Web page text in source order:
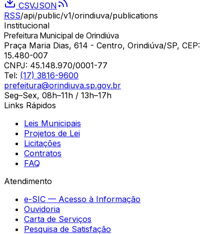
CSVJSON
RSS/api/public/v1/orindiuva/publications
Institucional
Prefeitura Municipal de Orindiúva
Praça Maria Dias, 614 - Centro, Orindiúva/SP, CEP:
15.480-007
CNPJ: 45.148.970/0001-77
Tel: (17) 3816-9600
prefeitura@orindiuva.sp.gov.br
Seg–Sex, 08h–11h / 13h–17h
Links Rápidos
Leis Municipais
Projetos de Lei
Licitações
Contratos
FAQ
Atendimento
e-SIC — Acesso à Informação
Ouvidoria
Carta de Serviços
Pesquisa de Satisfação